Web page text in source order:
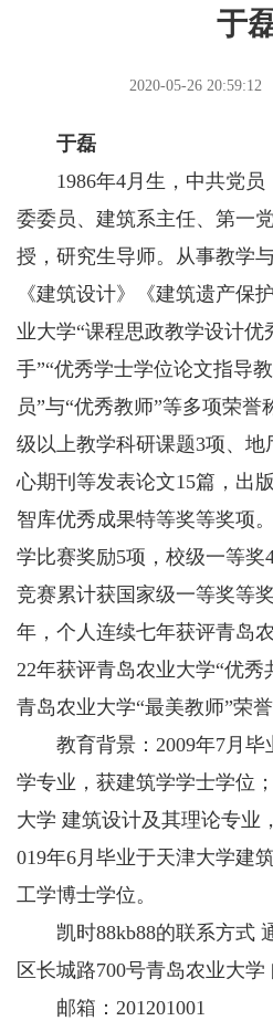
于
2020-05-26 20:59:12
于磊
1986年4月生，中共党员
委委员、建筑系主任、第一
授，研究生导师。从事教学
《建筑设计》《建筑遗产保
业大学“课程思政教学设计优
手”“优秀学士学位论文指导
员”与“优秀教师”等多项荣
级以上教学科研课题3项、地
心期刊等发表论文15篇，出
智库优秀成果特等奖等奖项
学比赛奖励5项，校级一等
竞赛累计获国家级一等奖等
年，个人连续七年获评青岛
22年获评青岛农业大学“优秀
青岛农业大学“最美教师”荣誉
教育背景：2009年7月毕
学专业，获建筑学学士学位
大学 建筑设计及其理论专业
019年6月毕业于天津大学建
工学博士学位。
凯时88kb88的联系方式
区长城路700号青岛农业大学
邮箱：201201001